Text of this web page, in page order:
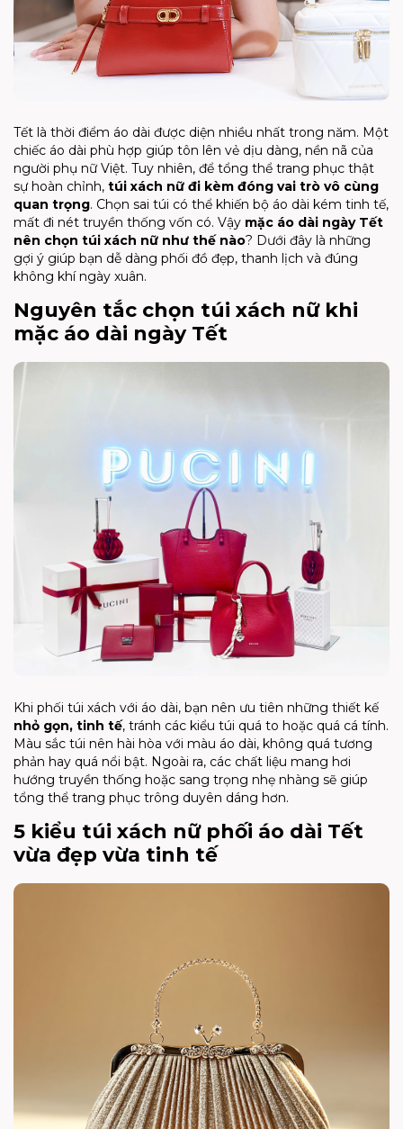
Tết là thời điểm áo dài được diện nhiều nhất trong năm. Một
chiếc áo dài phù hợp giúp tôn lên vẻ dịu dàng, nền nã của
người phụ nữ Việt. Tuy nhiên, để tổng thể trang phục thật
sự hoàn chỉnh, túi xách nữ đi kèm đóng vai trò vô cùng
quan trọng. Chọn sai túi có thể khiến bộ áo dài kém tinh tế,
mất đi nét truyền thống vốn có. Vậy mặc áo dài ngày Tết
nên chọn túi xách nữ như thế nào? Dưới đây là những
gợi ý giúp bạn dễ dàng phối đồ đẹp, thanh lịch và đúng
không khí ngày xuân.
Nguyên tắc chọn túi xách nữ khi
mặc áo dài ngày Tết
Khi phối túi xách với áo dài, bạn nên ưu tiên những thiết kế
nhỏ gọn, tinh tế, tránh các kiểu túi quá to hoặc quá cá tính.
Màu sắc túi nên hài hòa với màu áo dài, không quá tương
phản hay quá nổi bật. Ngoài ra, các chất liệu mang hơi
hướng truyền thống hoặc sang trọng nhẹ nhàng sẽ giúp
tổng thể trang phục trông duyên dáng hơn.
5 kiểu túi xách nữ phối áo dài Tết
vừa đẹp vừa tinh tế